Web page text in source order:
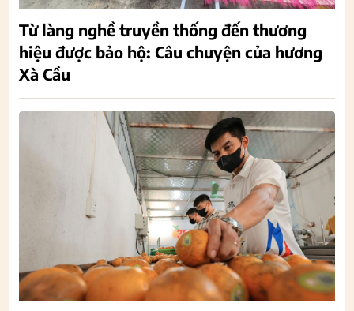
Từ làng nghề truyền thống đến thương
hiệu được bảo hộ: Câu chuyện của hương
Xà Cầu